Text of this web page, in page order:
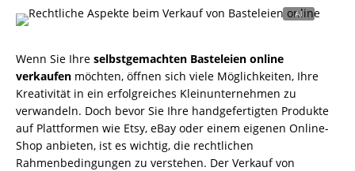
Wenn Sie Ihre selbstgemachten Basteleien online
verkaufen möchten, öffnen sich viele Möglichkeiten, Ihre
Kreativität in ein erfolgreiches Kleinunternehmen zu
verwandeln. Doch bevor Sie Ihre handgefertigten Produkte
auf Plattformen wie Etsy, eBay oder einem eigenen Online-
Shop anbieten, ist es wichtig, die rechtlichen
Rahmenbedingungen zu verstehen. Der Verkauf von